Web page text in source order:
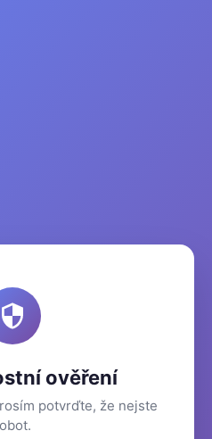
ověření
potvrďte, že nejste